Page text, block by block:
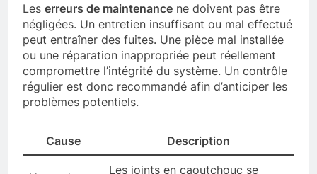
Les erreurs de maintenance ne doivent pas être
négligées. Un entretien insuffisant ou mal effectué
peut entraîner des fuites. Une pièce mal installée
ou une réparation inappropriée peut réellement
compromettre l’intégrité du système. Un contrôle
régulier est donc recommandé afin d’anticiper les
problèmes potentiels.
Cause Description
Les joints en caoutchouc se